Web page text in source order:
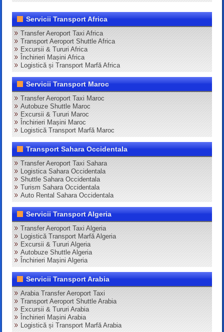
Servicii Transport Africa
Transfer Aeroport Taxi Africa
Transport Aeroport Shuttle Africa
Excursii & Tururi Africa
Închirieri Mașini Africa
Logistică și Transport Marfă Africa
Servicii Transport Maroc
Transfer Aeroport Taxi Maroc
Autobuze Shuttle Maroc
Excursii & Tururi Maroc
Închirieri Mașini Maroc
Logistică Transport Marfă Maroc
Transport Sahara Occidentala
Transfer Aeroport Taxi Sahara
Logistica Sahara Occidentala
Shuttle Sahara Occidentala
Turism Sahara Occidentala
Auto Rental Sahara Occidentala
Servicii Transport Algeria
Transfer Aeroport Taxi Algeria
Logistică Transport Marfă Algeria
Excursii & Tururi Algeria
Autobuze Shuttle Algeria
Închirieri Mașini Algeria
Servicii Transport Arabia
Arabia Transfer Aeroport Taxi
Transport Aeroport Shuttle Arabia
Excursii & Tururi Arabia
Închirieri Mașini Arabia
Logistică și Transport Marfă Arabia